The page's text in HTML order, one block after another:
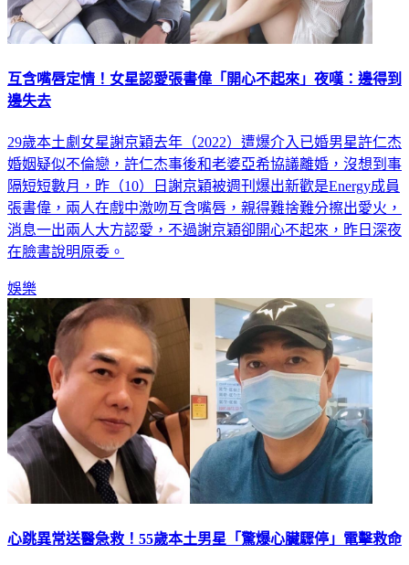
互含嘴唇定情！女星認愛張書偉「開心不起來」夜嘆：邊得到
邊失去
29歲本土劇女星謝京穎去年（2022）遭爆介入已婚男星許仁杰
婚姻疑似不倫戀，許仁杰事後和老婆亞希協議離婚，沒想到事
隔短短數月，昨（10）日謝京穎被週刊爆出新歡是Energy成員
張書偉，兩人在戲中激吻互含嘴唇，親得難捨難分擦出愛火，
消息一出兩人大方認愛，不過謝京穎卻開心不起來，昨日深夜
在臉書說明原委。
娛樂
心跳異常送醫急救！55歲本土男星「驚爆心臟驟停」電擊救命